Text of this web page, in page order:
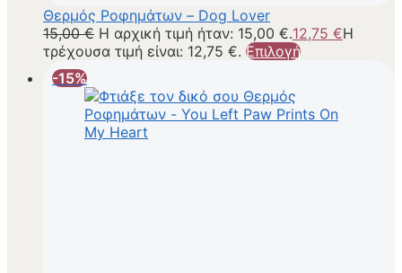
Θερμός Ροφημάτων – Dog Lover
15,00€ Η αρχική τιμή ήταν: 15,00 €.12,75 €Η
τρέχουσα τιμή είναι: 12,75 €. Επιλογή
-15%